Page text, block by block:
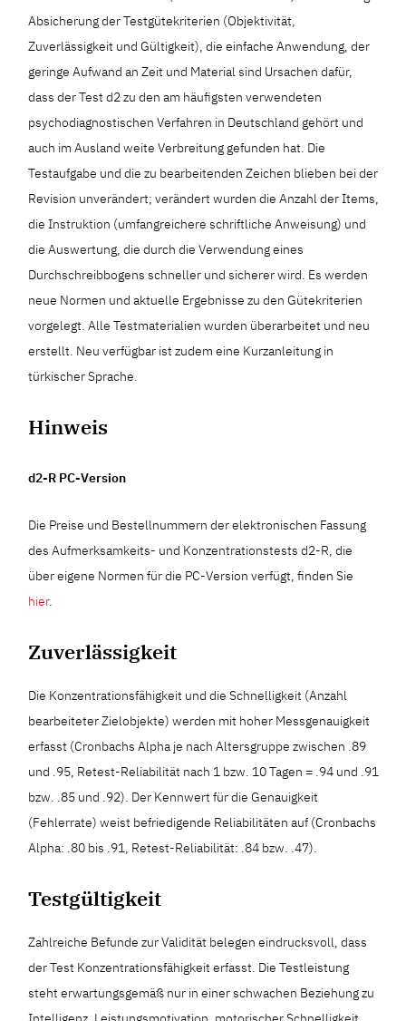
Absicherung der Testgütekriterien (Objektivität,
Zuverlässigkeit und Gültigkeit), die einfache Anwendung, der
geringe Aufwand an Zeit und Material sind Ursachen dafür,
dass der Test d2 zu den am häufigsten verwendeten
psychodiagnostischen Verfahren in Deutschland gehört und
auch im Ausland weite Verbreitung gefunden hat. Die
Testaufgabe und die zu bearbeitenden Zeichen blieben bei der
Revision unverändert; verändert wurden die Anzahl der Items,
die Instruktion (umfangreichere schriftliche Anweisung) und
die Auswertung, die durch die Verwendung eines
Durchschreibbogens schneller und sicherer wird. Es werden
neue Normen und aktuelle Ergebnisse zu den Gütekriterien
vorgelegt. Alle Testmaterialien wurden überarbeitet und neu
erstellt. Neu verfügbar ist zudem eine Kurzanleitung in
türkischer Sprache.
Hinweis
d2-R PC-Version
Die Preise und Bestellnummern der elektronischen Fassung
des Aufmerksamkeits- und Konzentrationstests d2-R, die
über eigene Normen für die PC-Version verfügt, finden Sie
hier.
Zuverlässigkeit
Die Konzentrationsfähigkeit und die Schnelligkeit (Anzahl
bearbeiteter Zielobjekte) werden mit hoher Messgenauigkeit
erfasst (Cronbachs Alpha je nach Altersgruppe zwischen .89
und .95, Retest-Reliabilität nach 1 bzw. 10 Tagen = .94 und .91
bzw. .85 und .92). Der Kennwert für die Genauigkeit
(Fehlerrate) weist befriedigende Reliabilitäten auf (Cronbachs
Alpha: .80 bis .91, Retest-Reliabilität: .84 bzw. .47).
Testgültigkeit
Zahlreiche Befunde zur Validität belegen eindrucksvoll, dass
der Test Konzentrationsfähigkeit erfasst. Die Testleistung
steht erwartungsgemäß nur in einer schwachen Beziehung zu